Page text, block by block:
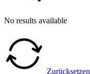
No results available
Zurücksetzen